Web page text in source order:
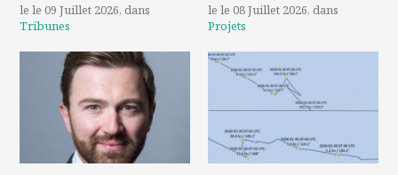
le le 09 Juillet 2026, dans
Tribunes
le le 08 Juillet 2026, dans
Projets